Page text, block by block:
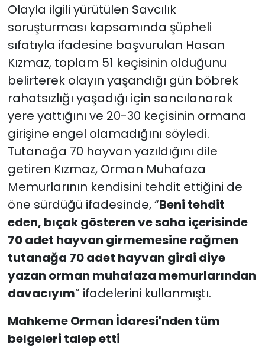
Olayla ilgili yürütülen Savcılık
soruşturması kapsamında şüpheli
sıfatıyla ifadesine başvurulan Hasan
Kızmaz, toplam 51 keçisinin olduğunu
belirterek olayın yaşandığı gün böbrek
rahatsızlığı yaşadığı için sancılanarak
yere yattığını ve 20-30 keçisinin ormana
girişine engel olamadığını söyledi.
Tutanağa 70 hayvan yazıldığını dile
getiren Kızmaz, Orman Muhafaza
Memurlarının kendisini tehdit ettiğini de
öne sürdüğü ifadesinde, “Beni tehdit
eden, bıçak gösteren ve saha içerisinde
70 adet hayvan girmemesine rağmen
tutanağa 70 adet hayvan girdi diye
yazan orman muhafaza memurlarından
davacıyım” ifadelerini kullanmıştı.
Mahkeme Orman İdaresi'nden tüm
belgeleri talep etti